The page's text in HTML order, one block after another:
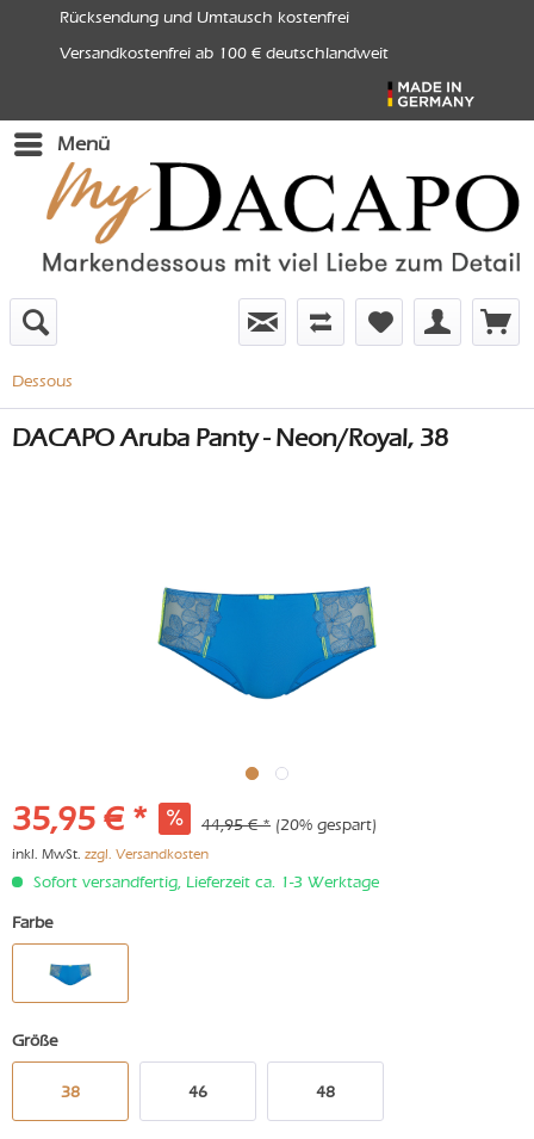
Rücksendung und Umtausch kostenfrei
Versandkostenfrei ab 100 € deutschlandweit
Menü
Dessous
DACAPO Aruba Panty - Neon/Royal, 38
35,95 € * 44,95 € * (20% gespart)
inkl. MwSt. zzgl. Versandkosten
Sofort versandfertig, Lieferzeit ca. 1-3 Werktage
Farbe
Größe
38 46 48